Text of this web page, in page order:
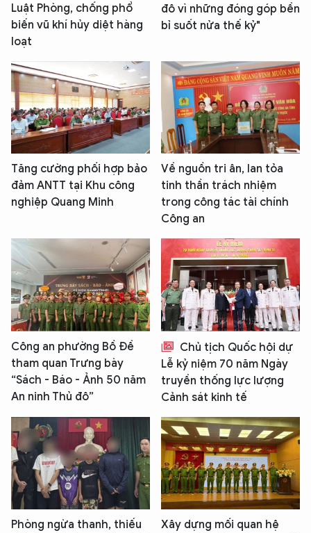
Luật Phòng, chống phổ
biến vũ khí hủy diệt hàng
loạt
đô vì những đóng góp bền
bỉ suốt nửa thế kỷ"
Tăng cường phối hợp bảo
đảm ANTT tại Khu công
nghiệp Quang Minh
Về nguồn tri ân, lan tỏa
tinh thần trách nhiệm
trong công tác tài chính
Công an
Công an phường Bồ Đề
tham quan Trưng bày
“Sách - Báo - Ảnh 50 năm
An ninh Thủ đô”
Chủ tịch Quốc hội dự
Lễ kỷ niệm 70 năm Ngày
truyền thống lực lượng
Cảnh sát kinh tế
Phòng ngừa thanh, thiếu
Xây dựng mối quan hệ